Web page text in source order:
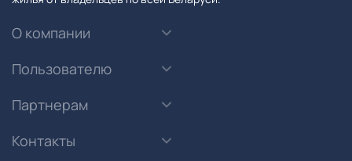
О компании
Пользователю
Партнерам
Контакты